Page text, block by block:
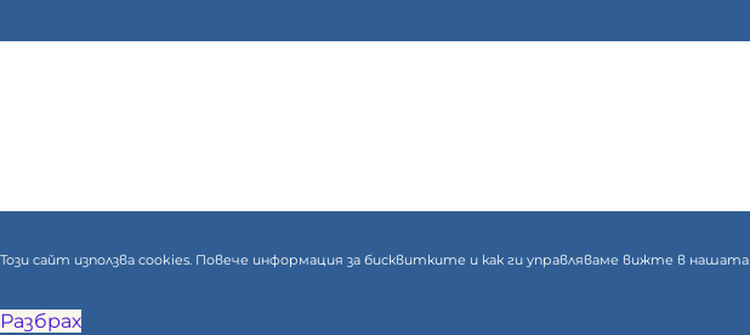
Този сайт използва cookies. Повече информация за бисквитките и как ги управляваме вижте в нашата
Разбрах